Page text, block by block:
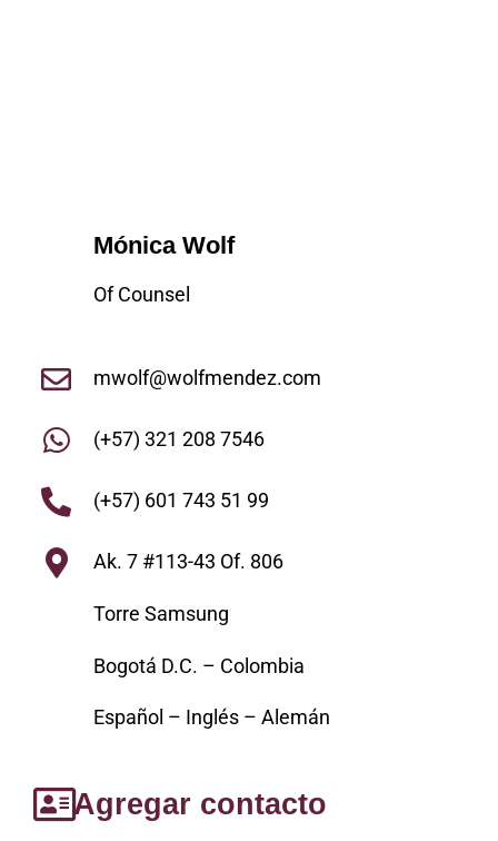
Mónica Wolf
Of Counsel
mwolf@wolfmendez.com
(+57) 321 208 7546
(+57) 601 743 51 99
Ak. 7 #113-43 Of. 806
Torre Samsung
Bogotá D.C. – Colombia
Español – Inglés – Alemán
Agregar contacto